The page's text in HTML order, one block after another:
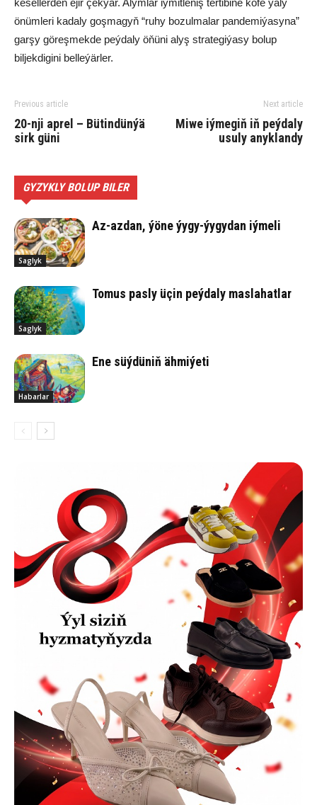
önümleri kadaly goşmagyň “ruhy bozulmalar pandemiýasyna”
garşy göreşmekde peýdaly öňüni alyş strategiýasy bolup
biljekdigini belleýärler.
Previous article
20-nji aprel – Bütindünýä
sirk güni
Next article
Miwe iýmegiň iň peýdaly
usuly anyklandy
GYZYKLY BOLUP BILER
Saglyk
Az-azdan, ýöne ýygy-ýygydan iýmeli
Saglyk
Tomus pasly üçin peýdaly maslahatlar
Habarlar
Ene süý­dü­niň äh­mi­ýe­ti